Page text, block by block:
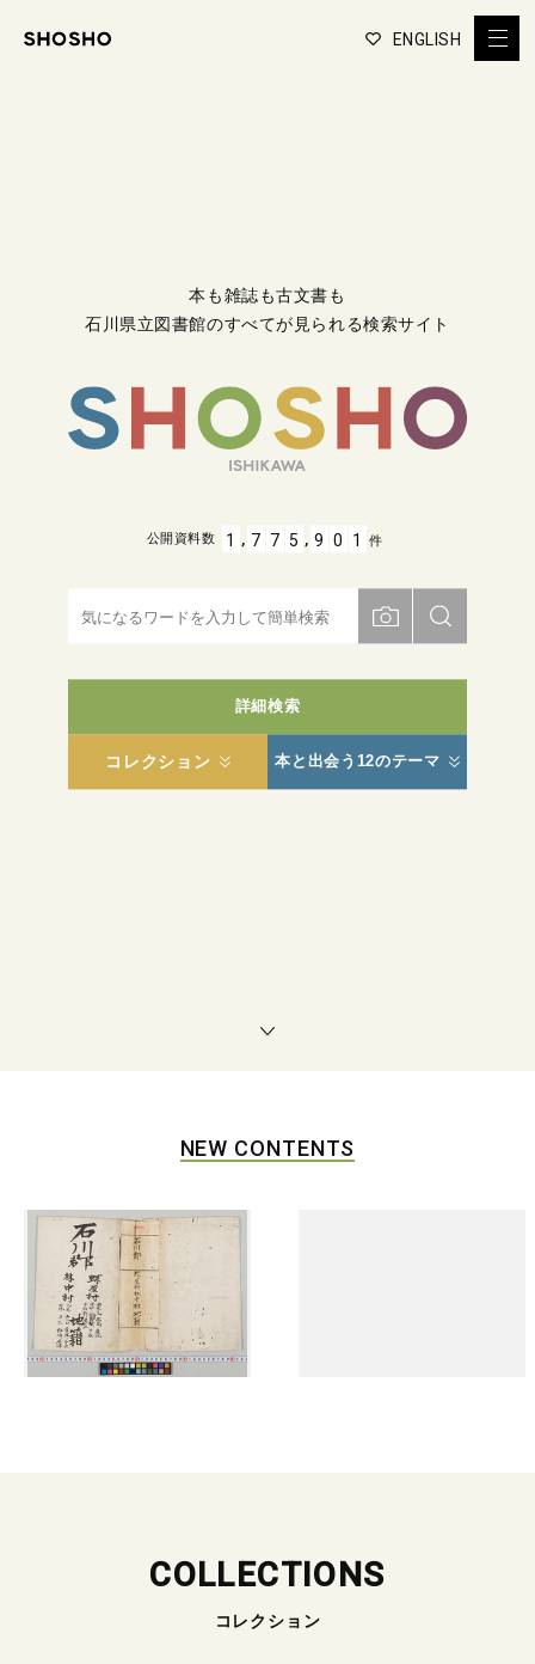
ENGLISH
本も雑誌も古文書も
石川県立図書館のすべてが見られる検索サイト
詳細検索
コレクション 本と出会う12のテーマ
公開資料数 1 , 7 7 5 , 9 0 1 件
NEW CONTENTS
COLLECTIONS
コレクション